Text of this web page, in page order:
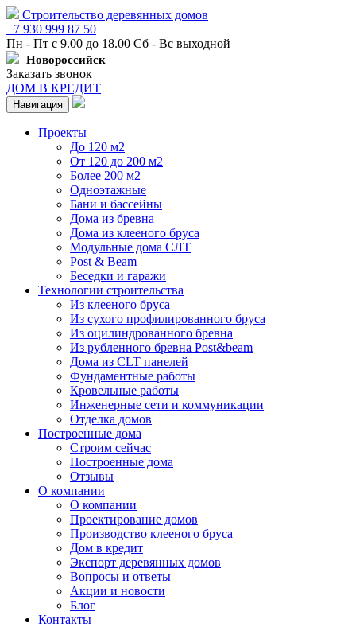
Строительство деревянных домов
+7 930 999 87 50
Пн - Пт с 9.00 до 18.00 Сб - Вс выходной
Новороссийск
Заказать звонок
ДОМ В КРЕДИТ
Навигация
Проекты
До 120 м2
От 120 до 200 м2
Более 200 м2
Одноэтажные
Бани и бассейны
Дома из бревна
Дома из клееного бруса
Модульные дома СЛТ
Post & Beam
Беседки и гаражи
Технологии строительства
Из клееного бруса
Из сухого профилированного бруса
Из оцилиндрованного бревна
Из рубленного бревна Post&beam
Дома из CLT панелей
Фундаментные работы
Кровельные работы
Инженерные сети и коммуникации
Отделка домов
Построенные дома
Строим сейчас
Построенные дома
Отзывы
О компании
О компании
Проектирование домов
Производство клееного бруса
Дом в кредит
Экспорт деревянных домов
Вопросы и ответы
Акции и новости
Блог
Контакты